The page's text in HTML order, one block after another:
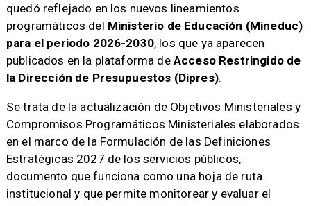
quedó reflejado en los nuevos lineamientos
programáticos del Ministerio de Educación (Mineduc)
para el periodo 2026-2030, los que ya aparecen
publicados en la plataforma de Acceso Restringido de
la Dirección de Presupuestos (Dipres).
Se trata de la actualización de Objetivos Ministeriales y
Compromisos Programáticos Ministeriales elaborados
en el marco de la Formulación de las Definiciones
Estratégicas 2027 de los servicios públicos,
documento que funciona como una hoja de ruta
institucional y que permite monitorear y evaluar el